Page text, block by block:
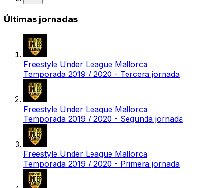
Últimas jornadas
Freestyle Under League Mallorca
Temporada 2019 / 2020 - Tercera jornada
Freestyle Under League Mallorca
Temporada 2019 / 2020 - Segunda jornada
Freestyle Under League Mallorca
Temporada 2019 / 2020 - Primera jornada